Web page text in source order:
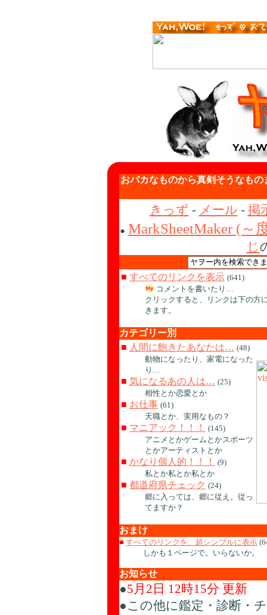
おバカなものから真剣そうなも
きっず - メール - 掲
● MarkSheetMaker (
じ
■ すべてのリンクを表示 (641)
コメントを書いたり…
クリックすると、リンクは下の方
きます。
カテゴリー別
■ 人間に飽きたあなたは… (48)
動物になったり、家電になった
り…
■ 気になるあの人は… (25)
相性とか恋愛とか
■ お仕事 (61)
天職とか、実用なもの？
■ マニアック！！！
(145)
アニメとかゲームとかスポーツ
とかアーティストとか
■ かなり個人的！！！
(9)
私とか私とか私とか
■ 都道府県チェック (24)
郷に入っては、郷に従え。従っ
てますか？
おまけ
■ すべてのリンクを、超シンプルに表示
しかも１ページで。いらないか。
お知らせ
●5月2日 12時15分 更新
●この他に鑑定・診断・